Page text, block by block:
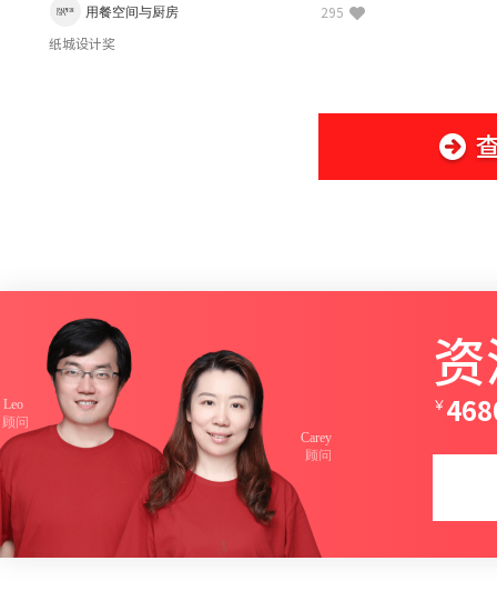
用餐空间与厨房 295
纸城设计奖
￥